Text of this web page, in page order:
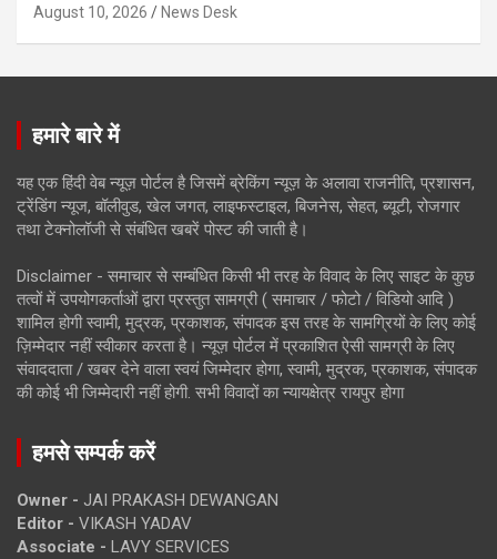
August 10, 2026 News Desk
हमारे बारे में
यह एक हिंदी वेब न्यूज़ पोर्टल है जिसमें ब्रेकिंग न्यूज़ के अलावा राजनीति, प्रशासन,
ट्रेंडिंग न्यूज, बॉलीवुड, खेल जगत, लाइफस्टाइल, बिजनेस, सेहत, ब्यूटी, रोजगार
तथा टेक्नोलॉजी से संबंधित खबरें पोस्ट की जाती है।
Disclaimer - समाचार से सम्बंधित किसी भी तरह के विवाद के लिए साइट के कुछ
तत्वों में उपयोगकर्ताओं द्वारा प्रस्तुत सामग्री ( समाचार / फोटो / विडियो आदि )
शामिल होगी स्वामी, मुद्रक, प्रकाशक, संपादक इस तरह के सामग्रियों के लिए कोई
ज़िम्मेदार नहीं स्वीकार करता है। न्यूज़ पोर्टल में प्रकाशित ऐसी सामग्री के लिए
संवाददाता / खबर देने वाला स्वयं जिम्मेदार होगा, स्वामी, मुद्रक, प्रकाशक, संपादक
की कोई भी जिम्मेदारी नहीं होगी. सभी विवादों का न्यायक्षेत्र रायपुर होगा
हमसे सम्पर्क करें
Owner - JAI PRAKASH DEWANGAN
Editor - VIKASH YADAV
Associate - LAVY SERVICES